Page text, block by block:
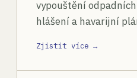
vypouštění
hlášení a havarijní
Zjistit více →